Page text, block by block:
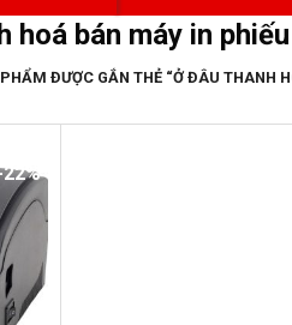
hoá bán máy in
ĐƯỢC GẮN THẺ “Ở ĐÂU THANH